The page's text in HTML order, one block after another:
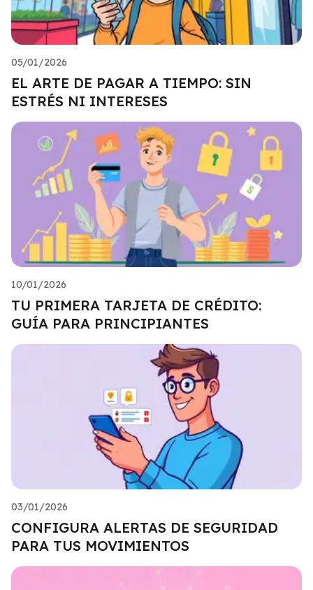
05/01/2026
EL ARTE DE PAGAR A TIEMPO: SIN
ESTRÉS NI INTERESES
10/01/2026
TU PRIMERA TARJETA DE CRÉDITO:
GUÍA PARA PRINCIPIANTES
03/01/2026
CONFIGURA ALERTAS DE SEGURIDAD
PARA TUS MOVIMIENTOS